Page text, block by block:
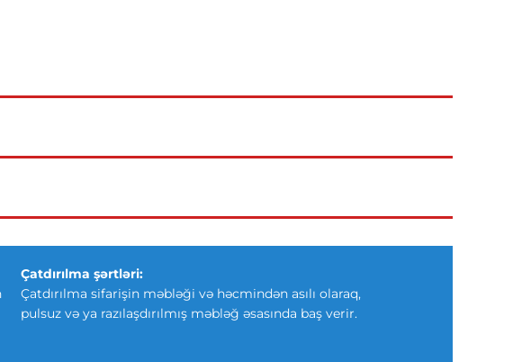
Çatdırılma şərtləri:
Çatdırılma sifarişin məbləği və həcmindən asılı olaraq,
pulsuz və ya razılaşdırılmış məbləğ əsasında baş verir.